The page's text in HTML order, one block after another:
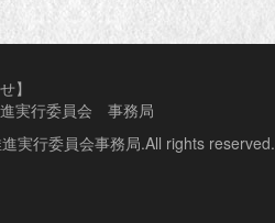
】
進実行委員会 事務局
実行委員会事務局.All rights reserved.